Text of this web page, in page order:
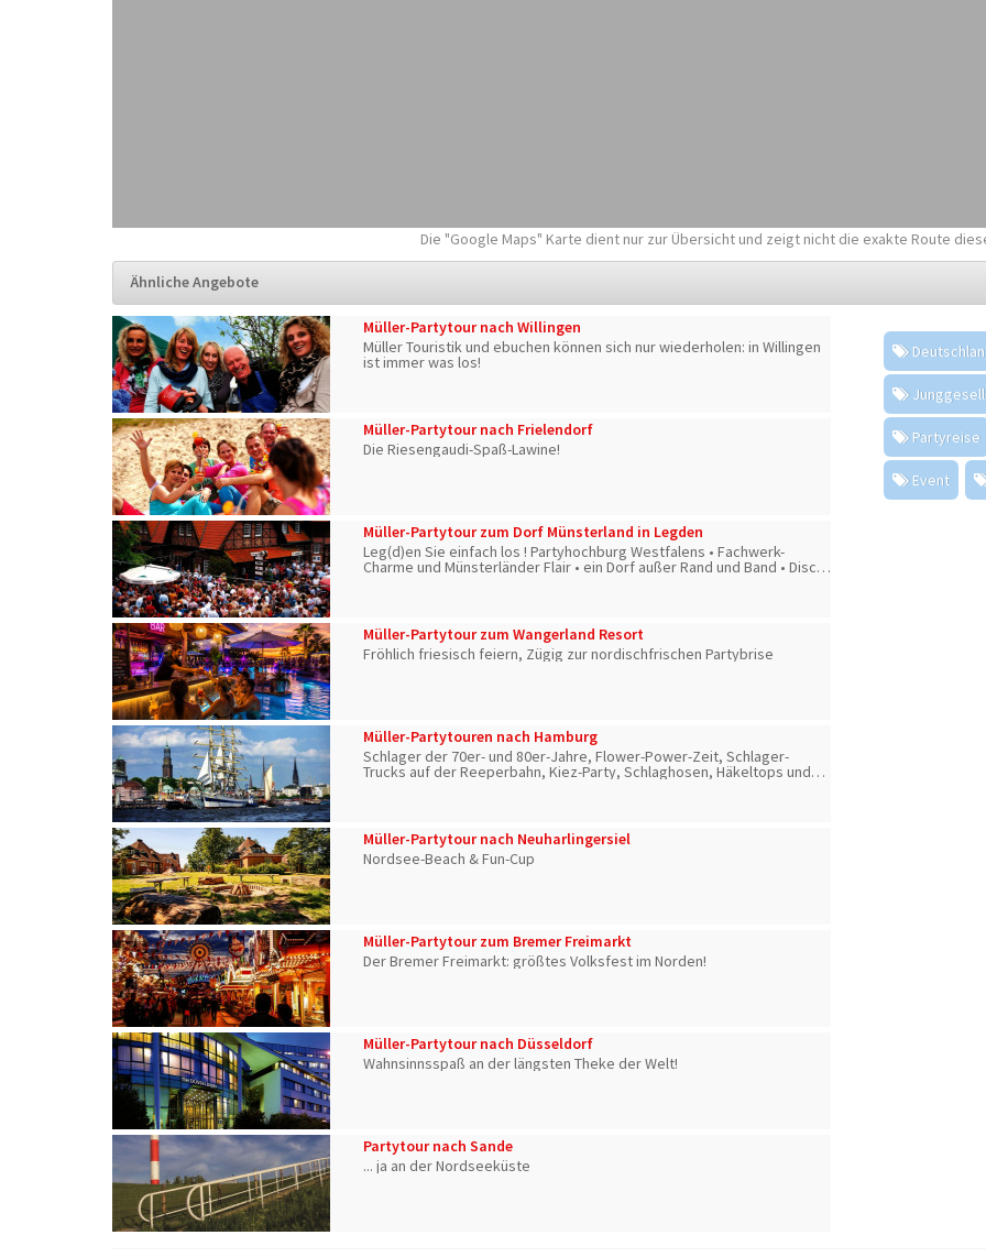
Die "Google Maps" Karte dient nur zur Übersicht und zeigt nicht die exakte Route
Ähnliche Angebote
Müller-Partytour nach Willingen
Müller Touristik und ebuchen können sich nur wiederholen: in Willingen
ist immer was los!
Müller-Partytour nach Frielendorf
Die Riesengaudi-Spaß-Lawine!
Müller-Partytour zum Dorf Münsterland in Legden
Leg(d)en Sie einfach los ! Partyhochburg Westfalens • Fachwerk-
Charme und Münsterländer Flair • ein Dorf außer Rand und Band • Disco
Müller-Partytour zum Wangerland Resort
Fröhlich friesisch feiern, Zügig zur nordischfrischen Partybrise
Müller-Partytouren nach Hamburg
Schlager der 70er- und 80er-Jahre, Flower-Power-Zeit, Schlager-
Trucks auf der Reeperbahn, Kiez-Party, Schlaghosen, Häkeltops und
Müller-Partytour nach Neuharlingersiel
Nordsee-Beach & Fun-Cup
Müller-Partytour zum Bremer Freimarkt
Der Bremer Freimarkt: größtes Volksfest im Norden!
Müller-Partytour nach Düsseldorf
Wahnsinnsspaß an der längsten Theke der Welt!
Partytour nach Sande
... ja an der Nordseeküste
Partyreise
Event